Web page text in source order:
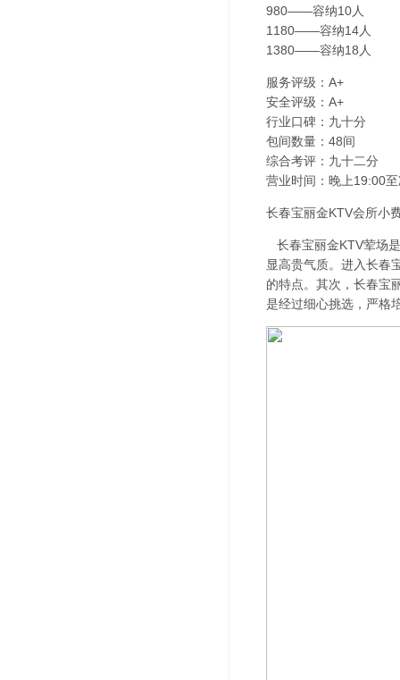
980——容纳10人
1180——容纳14人
1380——容纳18人
服务评级：A+
安全评级：A+
行业口碑：九十分
包间数量：48间
综合考评：九十二分
营业时间：晚上19:00
长春宝丽金KTV会所小
长春宝丽金KTV荤场
显高贵气质。进入长春
的特点。其次，长春宝
是经过细心挑选，严格